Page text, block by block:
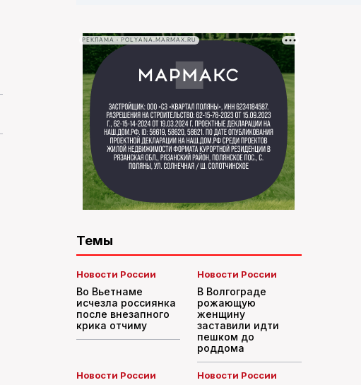
РЕКЛАМА • POLYANA.MARMAX.RU
Темы
Новости России
Во Вьетнаме
исчезла россиянка
после внезапного
крика отчиму
Новости России
В Волгограде
рожающую
женщину
заставили идти
пешком до
роддома
Новости России Новости России